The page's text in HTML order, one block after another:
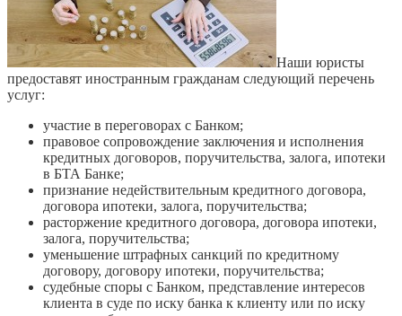
Наши юристы
предоставят иностранным гражданам следующий перечень
услуг:
участие в переговорах с Банком;
правовое сопровождение заключения и исполнения
кредитных договоров, поручительства, залога, ипотеки
в БТА Банке;
признание недействительным кредитного договора,
договора ипотеки, залога, поручительства;
расторжение кредитного договора, договора ипотеки,
залога, поручительства;
уменьшение штрафных санкций по кредитному
договору, договору ипотеки, поручительства;
судебные споры с Банком, представление интересов
клиента в суде по иску банка к клиенту или по иску